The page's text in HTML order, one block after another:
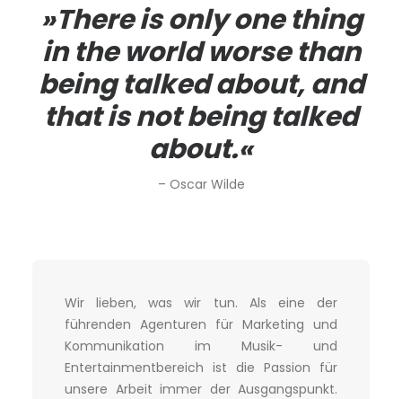
»There is only one thing
in the world worse than
being talked about, and
that is not being talked
about.«
– Oscar Wilde
Wir lieben, was wir tun. Als eine der
führenden Agenturen für Marketing und
Kommunikation im Musik- und
Entertainmentbereich ist die Passion für
unsere Arbeit immer der Ausgangspunkt.